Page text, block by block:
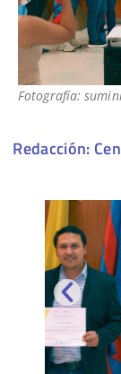
Fotografía:
Redacción: